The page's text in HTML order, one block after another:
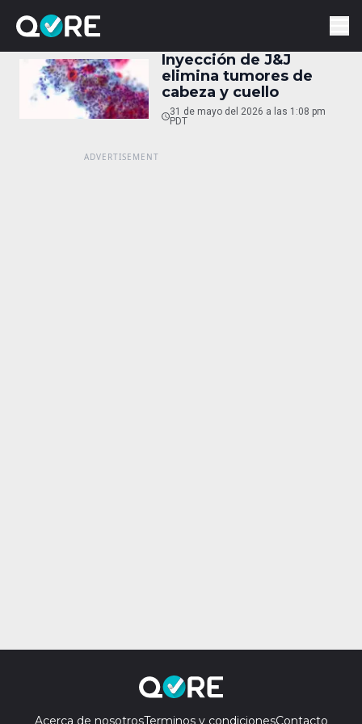
Inyección de J&J
elimina tumores de
cabeza y cuello
31 de mayo del 2026 a las 1:08 pm
PDT
Acerca de nosotrosTerminos y condicionesContacto